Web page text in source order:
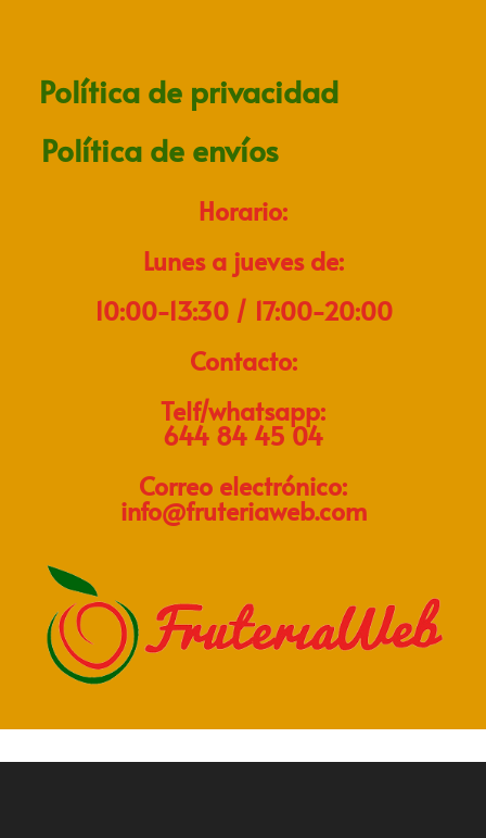
Política de privacidad
Política de envíos
Horario:
Lunes a jueves de:
10:00-13:30 / 17:00-20:00
Contacto:
Telf/whatsapp:
644 84 45 04
Correo electrónico:
info@fruteriaweb.com